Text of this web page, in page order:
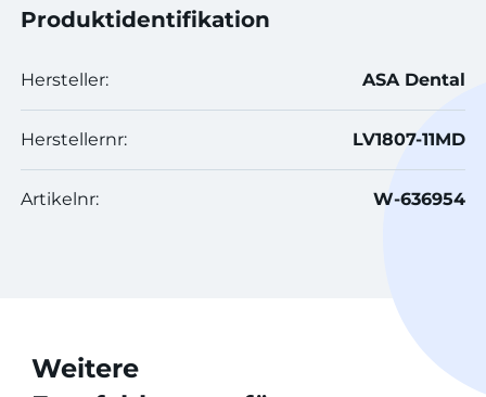
Produktidentifikation
Hersteller: ASA Dental
Herstellernr: LV1807-11MD
Artikelnr: W-636954
Weitere